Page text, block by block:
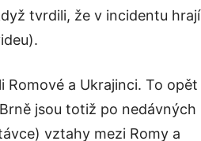
tvrdili, že v incidentu hrají
Romové a Ukrajinci. To opět
jsou totiž po nedávných
vztahy mezi Romy a